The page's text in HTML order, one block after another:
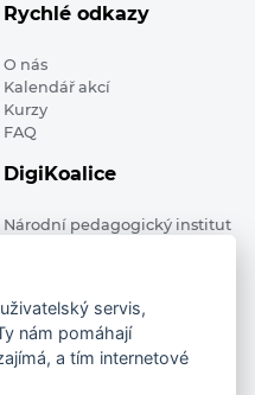
Rychlé odkazy
O nás
Kalendář akcí
Kurzy
FAQ
DigiKoalice
Národní pedagogický institut
rights reserved
servis,
nám pomáhají
a tím internetové